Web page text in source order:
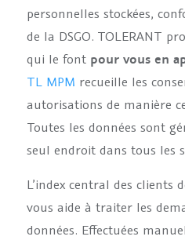
personnelles stockées,
de la DSGO. TOLERANT
qui le font pour vous en
TL MPM recueille les
autorisations de manière
Toutes les données sont
seul endroit dans tous les
L’index central des clients
vous aide à traiter les
données. Effectuées